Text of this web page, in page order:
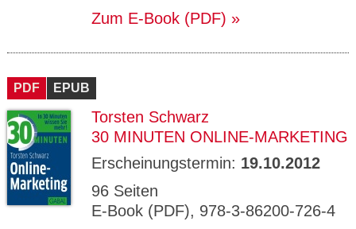
Zum E-Book (PDF)
PDF EPUB
Torsten Schwarz
30 MINUTEN ONLINE-MARKETING
Erscheinungstermin: 19.10.2012
96 Seiten
E-Book (PDF), 978-3-86200-726-4